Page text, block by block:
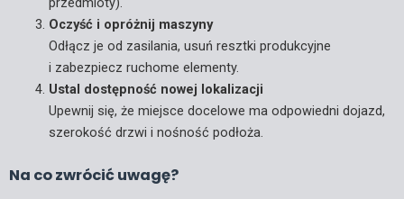
Oczyść i opróżnij maszyny
Odłącz je od zasilania, usuń resztki produkcyjne
i zabezpiecz ruchome elementy.
Ustal dostępność nowej lokalizacji
Upewnij się, że miejsce docelowe ma odpowiedni dojazd,
szerokość drzwi i nośność podłoża.
Na co zwrócić uwagę?